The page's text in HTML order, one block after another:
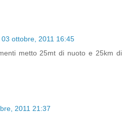
03 ottobre, 2011 16:45
metto 25mt di nuoto e 25km di
2011 21:37